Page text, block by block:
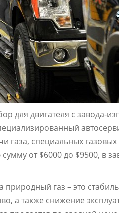
для двигателя с завода-
газа, специальных
от $6000 до $9500, в
природный газ – это
а также снижение